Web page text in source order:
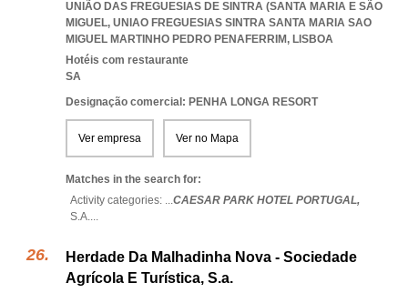
UNIÃO DAS FREGUESIAS DE SINTRA (SANTA MARIA E SÃO
MIGUEL, UNIAO FREGUESIAS SINTRA SANTA MARIA SAO
MIGUEL MARTINHO PEDRO PENAFERRIM, LISBOA
Hotéis com restaurante
SA
Designação comercial: PENHA LONGA RESORT
Ver empresa Ver no Mapa
Matches in the search for:
Activity categories: ...CAESAR PARK HOTEL PORTUGAL,
S.A....
Herdade Da Malhadinha Nova - Sociedade
Agrícola E Turística, S.a.